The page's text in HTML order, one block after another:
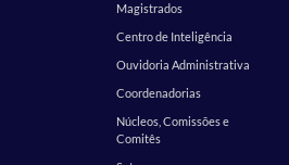
Magistrados
Centro de Inteligência
Ouvidoria Administrativa
Coordenadorias
Núcleos, Comissões e
Comitês